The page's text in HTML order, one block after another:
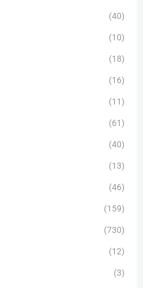
(40)
(10)
(18)
(16)
(11)
(61)
(40)
(13)
(46)
(159)
(730)
(12)
(3)